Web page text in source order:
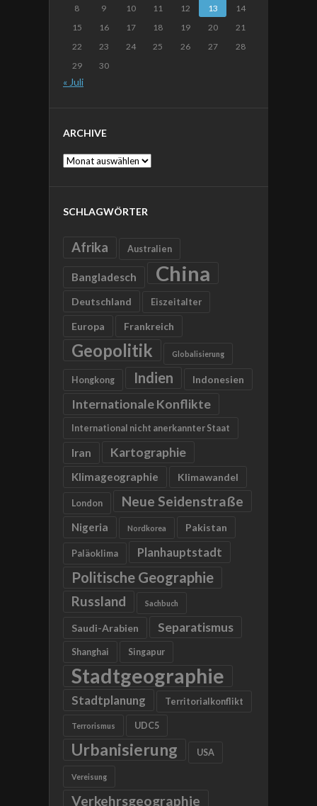
8
9 10 11 12 13
14
15
16 17 18 19 20
21
22
23 24 25 26 27
28
29
30
« Juli
ARCHIVE
Archive
SCHLAGWÖRTER
Afrika Australien
Bangladesch China
Deutschland Eiszeitalter
Europa Frankreich
Geopolitik Globalisierung
Hongkong Indien Indonesien
Internationale Konflikte
International nicht anerkannter Staat
Iran Kartographie
Klimageographie Klimawandel
London Neue Seidenstraße
Nigeria Nordkorea Pakistan
Paläoklima Planhauptstadt
Politische Geographie
Russland Sachbuch
Saudi-Arabien Separatismus
Shanghai Singapur
Stadtgeographie
Stadtplanung Territorialkonflikt
Terrorismus UDC5
Urbanisierung USA
Vereisung
Verkehrsgeographie